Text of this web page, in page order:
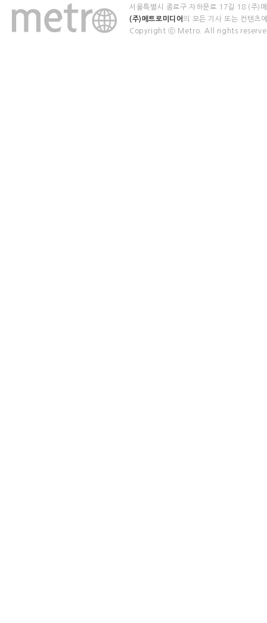
서울특별시 종로구 자하문로 17길 18 (
(주)메트로미디어 의 모든 기사 또는 컨텐
Copyright ⓒ Metro. All rights